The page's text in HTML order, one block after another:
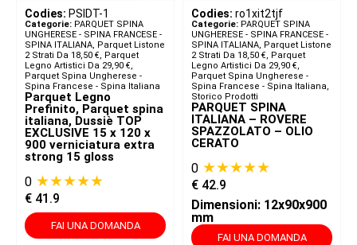
Codies: PSIDT-1
Categorie: PARQUET SPINA
UNGHERESE - SPINA FRANCESE -
SPINA ITALIANA​, Parquet Listone
2 Strati Da 18,50 €, Parquet
Legno Artistici Da 29,90 €,
Parquet Spina Ungherese -
Spina Francese - Spina Italiana
Parquet Legno
Prefinito, Parquet spina
italiana, Dussiè TOP
EXCLUSIVE 15 x 120 x
900 verniciatura extra
strong 15 gloss
0 ★★★★★
€ 41.9
FAI UNA DOMANDA
Codies: ro1xit2tjf
Categorie: PARQUET SPINA
UNGHERESE - SPINA FRANCESE -
SPINA ITALIANA​, Parquet Listone
2 Strati Da 18,50 €, Parquet
Legno Artistici Da 29,90 €,
Parquet Spina Ungherese -
Spina Francese - Spina Italiana,
Storico Prodotti
PARQUET SPINA
ITALIANA – ROVERE
SPAZZOLATO – OLIO
CERATO
0 ★★★★★
€ 42.9
Dimensioni: 12x90x900
mm
FAI UNA DOMANDA